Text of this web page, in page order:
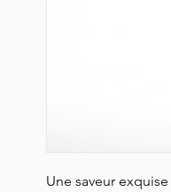
Une saveur